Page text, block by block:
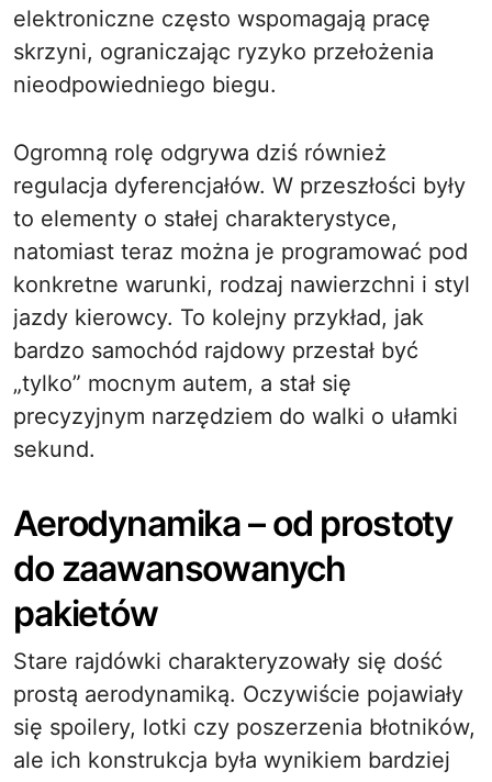
elektroniczne często wspomagają pracę
skrzyni, ograniczając ryzyko przełożenia
nieodpowiedniego biegu.
Ogromną rolę odgrywa dziś również
regulacja dyferencjałów. W przeszłości były
to elementy o stałej charakterystyce,
natomiast teraz można je programować pod
konkretne warunki, rodzaj nawierzchni i styl
jazdy kierowcy. To kolejny przykład, jak
bardzo samochód rajdowy przestał być
„tylko” mocnym autem, a stał się
precyzyjnym narzędziem do walki o ułamki
sekund.
Aerodynamika – od prostoty
do zaawansowanych
pakietów
Stare rajdówki charakteryzowały się dość
prostą aerodynamiką. Oczywiście pojawiały
się spoilery, lotki czy poszerzenia błotników,
ale ich konstrukcja była wynikiem bardziej